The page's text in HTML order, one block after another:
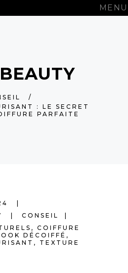
MENU
/
: LE SECRET
PARFAITE
CONSEIL
, COIFFURE
DÉCOIFFÉ ,
, TEXTURE